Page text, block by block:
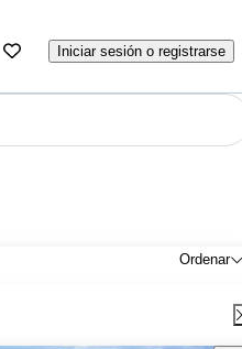
Iniciar sesión o registrarse
Ordenar